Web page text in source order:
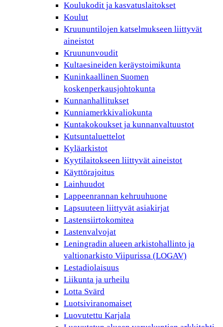
Koulukodit ja kasvatuslaitokset
Koulut
Kruununtilojen katselmukseen liittyvät
aineistot
Kruununvoudit
Kultaesineiden keräystoimikunta
Kuninkaallinen Suomen
koskenperkausjohtokunta
Kunnanhallitukset
Kunniamerkkivaliokunta
Kuntakokoukset ja kunnanvaltuustot
Kutsuntaluettelot
Kyläarkistot
Kyytilaitokseen liittyvät aineistot
Käyttörajoitus
Lainhuudot
Lappeenrannan kehruuhuone
Lapsuuteen liittyvät asiakirjat
Lastensiirtokomitea
Lastenvalvojat
Leningradin alueen arkistohallinto ja
valtionarkisto Viipurissa (LOGAV)
Lestadiolaisuus
Liikunta ja urheilu
Lotta Svärd
Luotsiviranomaiset
Luovutettu Karjala